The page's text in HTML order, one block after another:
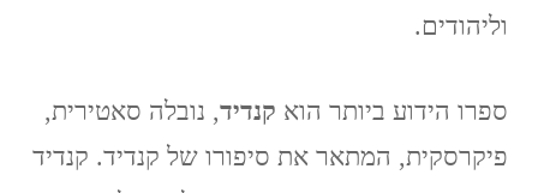
וליהודים.
ספרו הידוע ביותר הוא קנדיד, נובלה סאטירית,
פיקרסקית, המתאר את סיפורו של קנדיד. קנדיד